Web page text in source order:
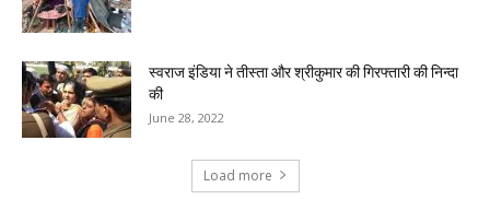
स्वराज इंडिया ने तीस्ता और श्रीकुमार की गिरफ्तारी की निन्दा
की
June 28, 2022
Load more